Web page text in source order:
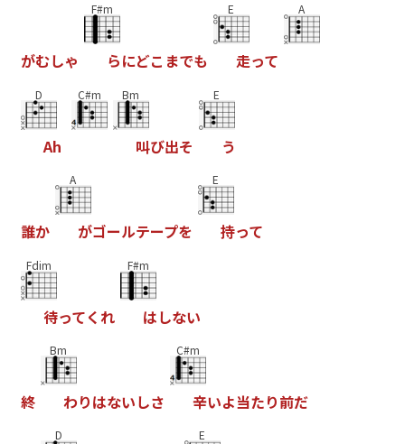
がむしゃ
F#m
らにどこ までも
E
走って
A
D
Ah
C#m Bm
叫び出そ
E
う
誰か
A
がゴールテープを
E
持って
Fdim
待ってく れ
F#m
はしない
終
Bm
わりはないしさ
C#m
辛いよ当たり前だ
D E